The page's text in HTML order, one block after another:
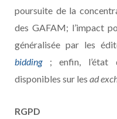
poursuite de la
des GAFAM; l’impact
généralisée par les
bidding
; enfin, l’état
disponibles sur les ad
RGPD